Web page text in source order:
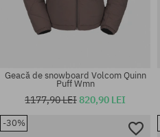
Mărimi existente:
Geacă de snowboard Volcom Quinn
Puff Wmn
1177,90 LEI820,90 LEI
-30%